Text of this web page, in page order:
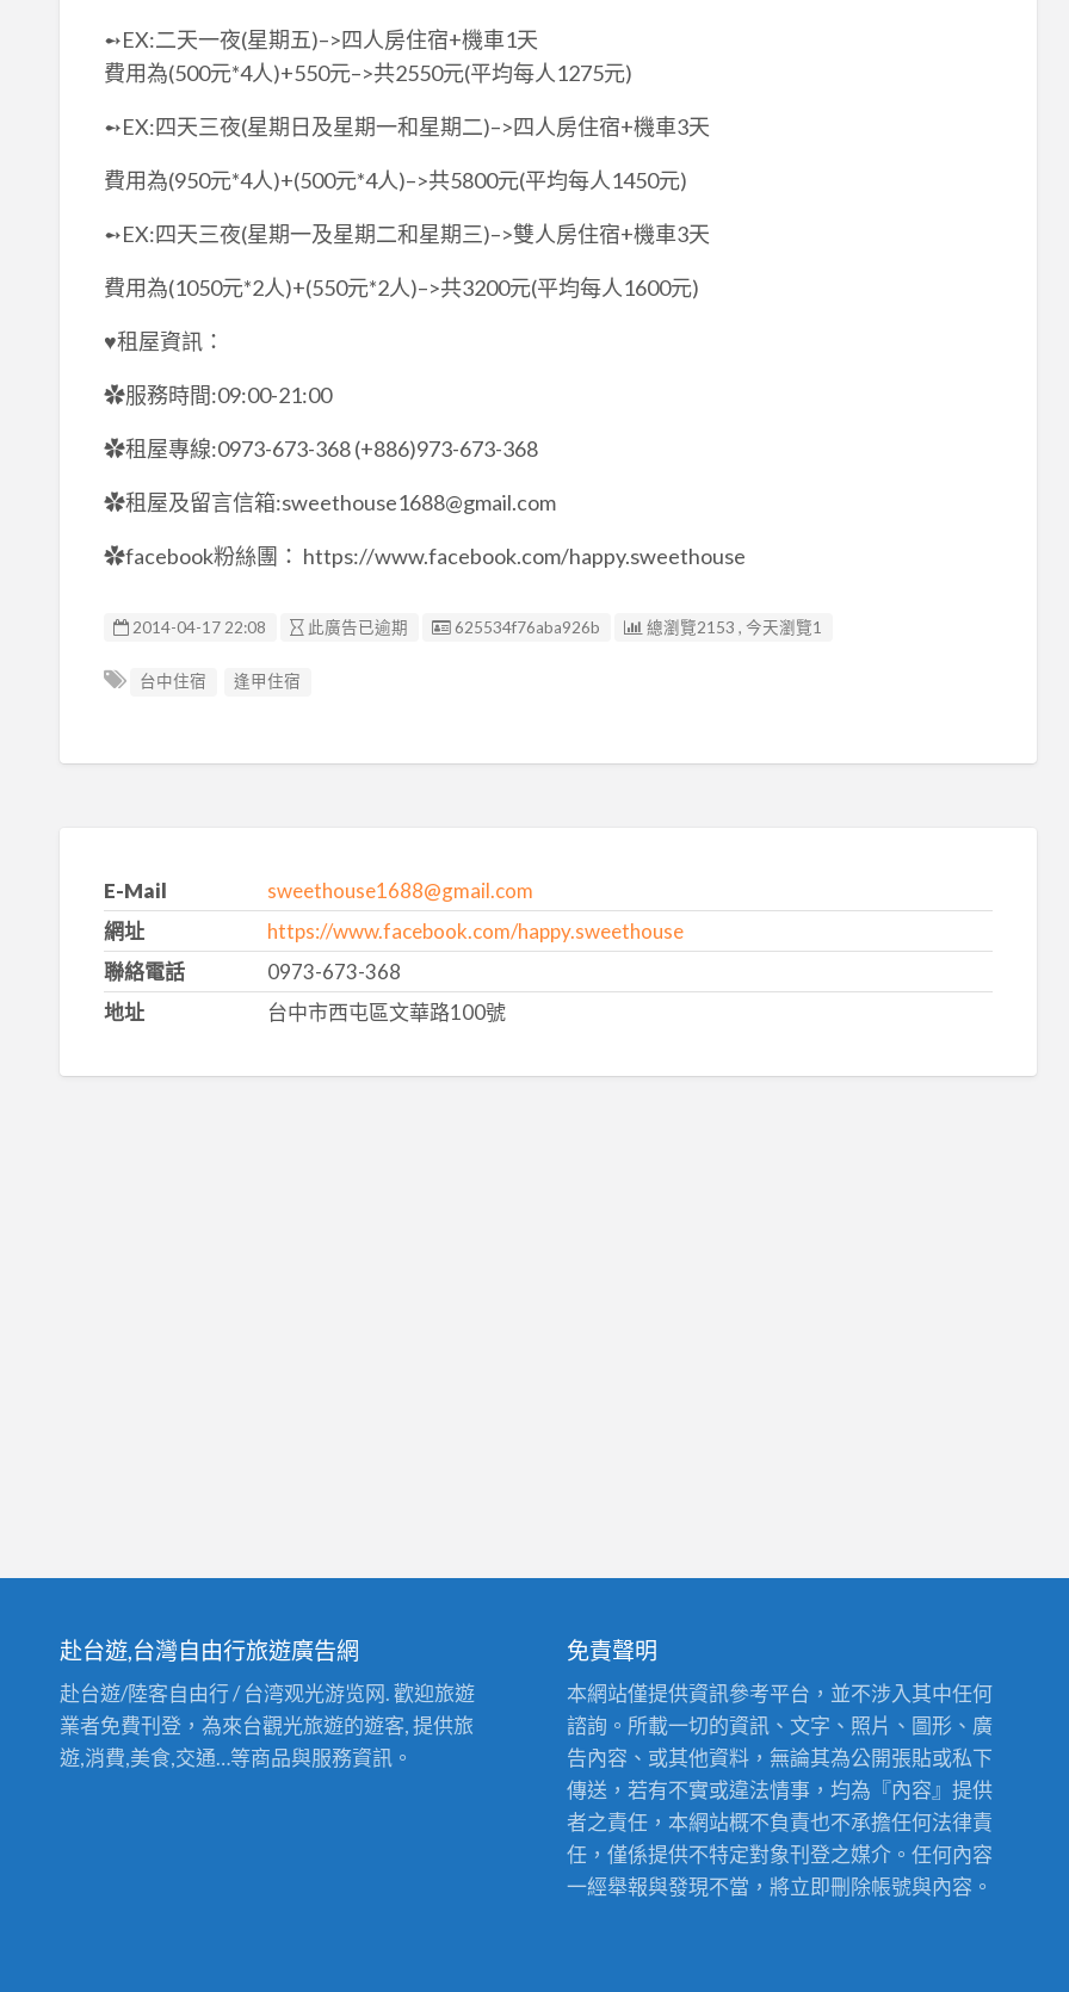
➻EX:二天一夜(星期五)–>四人房住宿+機車1天
費用為(500元*4人)+550元–>共2550元(平均每人1275元)
➻EX:四天三夜(星期日及星期一和星期二)–>四人房住宿+機車3天
費用為(950元*4人)+(500元*4人)–>共5800元(平均每人1450元)
➻EX:四天三夜(星期一及星期二和星期三)–>雙人房住宿+機車3天
費用為(1050元*2人)+(550元*2人)–>共3200元(平均每人1600元)
♥租屋資訊：
✿服務時間:09:00-21:00
✿租屋專線:0973-673-368 (+886)973-673-368
✿租屋及留言信箱:sweethouse1688@gmail.com
✿facebook粉絲團： https://www.facebook.com/happy.sweethouse
2014-04-17 22:08 此廣告已逾期 廣告编號
625534f76aba926b 總瀏覽2153 , 今天瀏覽1
台中住宿 逢甲住宿
E-Mail
sweethouse1688@gmail.com
網址
https://www.facebook.com/happy.sweethouse
聯絡電話
0973-673-368
地址
台中市西屯區文華路100號
赴台遊,台灣自由行旅遊廣告網
赴台遊/陸客自由行 / 台湾观光游览网. 歡迎旅遊
業者免費刊登，為來台觀光旅遊的遊客, 提供旅
遊,消費,美食,交通…等商品與服務資訊。
免責聲明
本網站僅提供資訊參考平台，並不涉入其中任何
諮詢。所載一切的資訊、文字、照片、圖形、廣
告內容、或其他資料，無論其為公開張貼或私下
傳送，若有不實或違法情事，均為『內容』提供
者之責任，本網站概不負責也不承擔任何法律責
任，僅係提供不特定對象刊登之媒介。任何內容
一經舉報與發現不當，將立即刪除帳號與內容。